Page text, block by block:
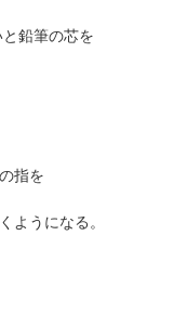
鉛筆の芯を
指を
ようになる。